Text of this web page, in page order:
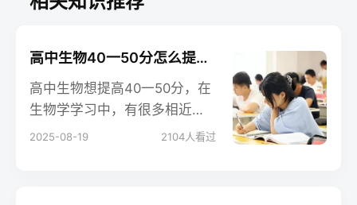
高中生物40一50分怎么提高 有哪些学习技巧
高中生物想提高40一50分，在
生物学学习中，有很多相近的
名词易混淆、难记忆，对于这
2025-08-19 2104人看过